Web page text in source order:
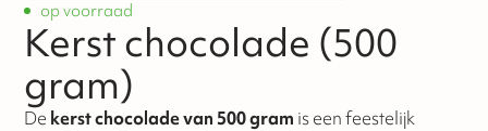
op voorraad
Kerst chocolade (500
gram)
De kerst chocolade van 500 gram is een feestelijk